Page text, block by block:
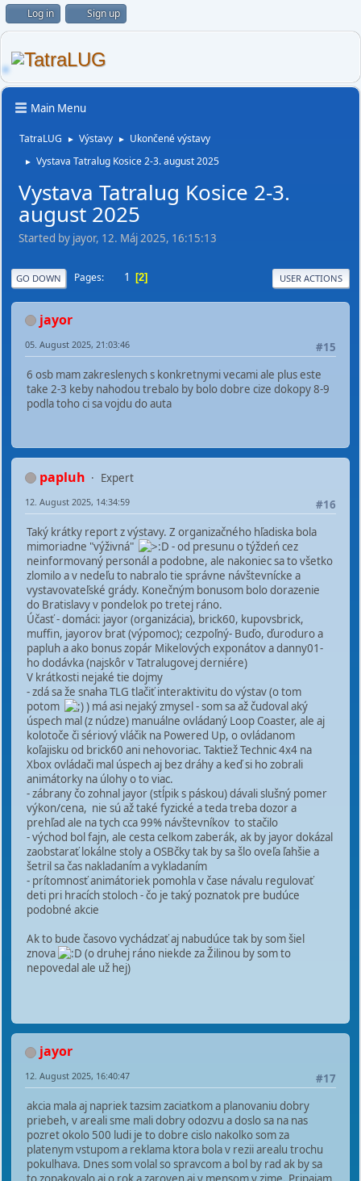
Log in Sign up
Main Menu
TatraLUG ► Výstavy ► Ukončené výstavy
► Vystava Tatralug Kosice 2-3. august 2025
Vystava Tatralug Kosice 2-3.
august 2025
Started by jayor, 12. Máj 2025, 16:15:13
GO DOWN Pages 1 2 USER ACTIONS
jayor
#15
05. August 2025, 21:03:46
6 osb mam zakreslenych s konkretnymi vecami ale plus este
take 2-3 keby nahodou trebalo by bolo dobre cize dokopy 8-9
podla toho ci sa vojdu do auta
papluh
Expert
#16
12. August 2025, 14:34:59
Taký krátky report z výstavy. Z organizačného hľadiska bola
mimoriadne "výživná"
- od presunu o týždeń cez
neinformovaný personál a podobne, ale nakoniec sa to všetko
zlomilo a v nedeľu to nabralo tie správne návštevnícke a
vystavovateľské grády. Konečným bonusom bolo dorazenie
do Bratislavy v pondelok po tretej ráno.
Účasť - domáci: jayor (organizácia), brick60, kupovsbrick,
muffin, jayorov brat (výpomoc); cezpoľný- Buďo, ďuroduro a
papluh a ako bonus zopár Mikelových exponátov a danny01-
ho dodávka (najskôr v Tatralugovej derniére)
V krátkosti nejaké tie dojmy
- zdá sa že snaha TLG tlačiť interaktivitu do výstav (o tom
potom
) má asi nejaký zmysel - som sa až čudoval aký
úspech mal (z núdze) manuálne ovládaný Loop Coaster, ale aj
kolotoče či sériový vláčik na Powered Up, o ovládanom
koľajisku od brick60 ani nehovoriac. Taktiež Technic 4x4 na
Xbox ovládači mal úspech aj bez dráhy a keď si ho zobrali
animátorky na úlohy o to viac.
- zábrany čo zohnal jayor (stĺpik s páskou) dávali slušný pomer
výkon/cena, nie sú až také fyzické a teda treba dozor a
prehľad ale na tych cca 99% návštevníkov to stačilo
- východ bol fajn, ale cesta celkom zaberák, ak by jayor dokázal
zaobstarať lokálne stoly a OSBčky tak by sa šlo oveľa ľahšie a
šetril sa čas nakladaním a vykladaním
- prítomnosť animátoriek pomohla v čase návalu regulovať
deti pri hracích stoloch - čo je taký poznatok pre budúce
podobné akcie
Ak to bude časovo vychádzať aj nabudúce tak by som šiel
znova
(o druhej ráno niekde za Žilinou by som to
nepovedal ale už hej)
jayor
#17
12. August 2025, 16:40:47
akcia mala aj napriek tazsim zaciatkom a planovaniu dobry
priebeh, v areali sme mali dobry odozvu a doslo sa na nas
pozret okolo 500 ludi je to dobre cislo nakolko som za
platenym vstupom a reklama ktora bola v rezii arealu trochu
pokulhava. Dnes som volal so spravcom a bol by rad ak by sa